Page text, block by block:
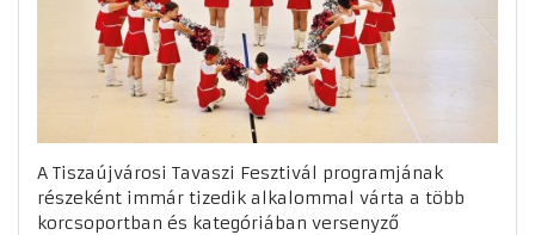
A Tiszaújvárosi Tavaszi Fesztivál programjának
részeként immár tizedik alkalommal várta a több
korcsoportban és kategóriában versenyző